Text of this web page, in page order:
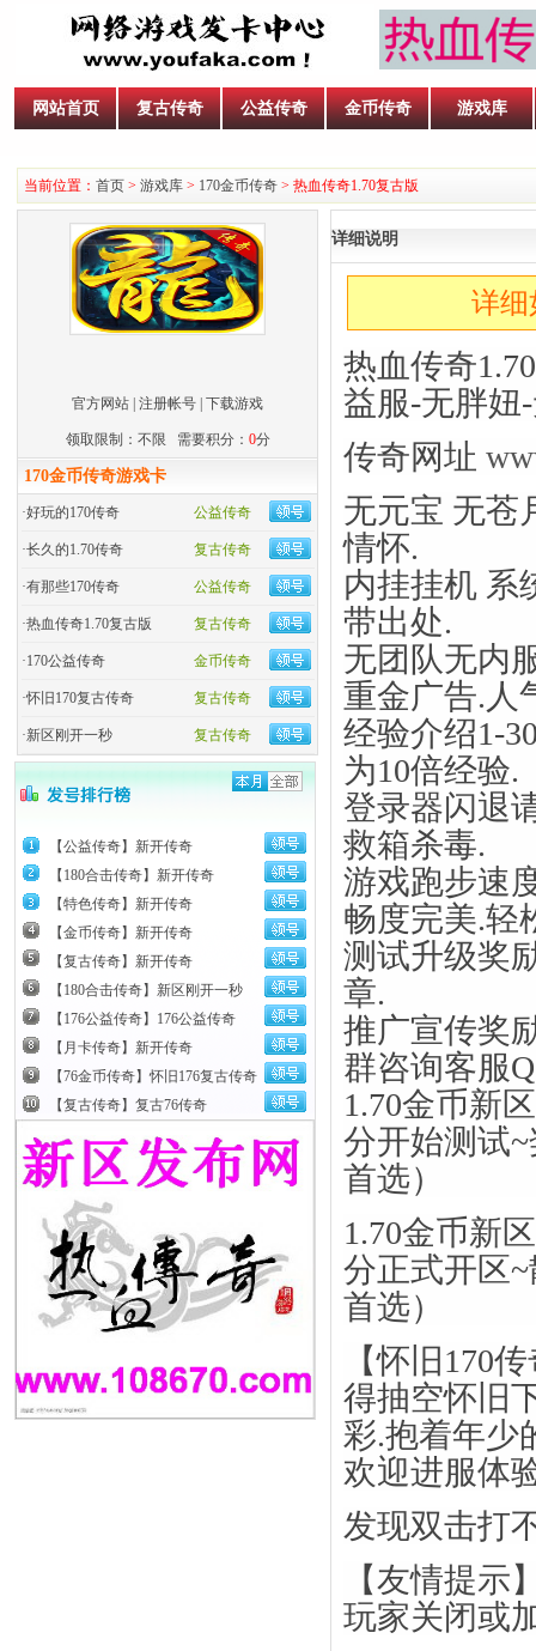
网站首页 复古传奇 公益传奇 金币传奇 游戏库
当前位置： 首页 > 游戏库 > 170金币传奇 > 热血传奇1.70复古版
官方网站 注册帐号 下载游戏
领取限制：不限 需要积分： 0分
170金币传奇游戏卡
公益传奇
·好玩的170传奇
复古传奇
·长久的1.70传奇
公益传奇
·有那些170传奇
复古传奇
·热血传奇1.70复古版
金币传奇
·170公益传奇
复古传奇
·怀旧170复古传奇
复古传奇
·新区刚开一秒
【公益传奇】新开传奇
【180合击传奇】新开传奇
【特色传奇】新开传奇
【金币传奇】新开传奇
【复古传奇】新开传奇
【180合击传奇】新区刚开一秒
【176公益传奇】176公益传奇
【月卡传奇】新开传奇
【76金币传奇】怀旧176复古传奇
【复古传奇】复古76传奇
详细说明
详细
热血传奇
益服-无胖妞
传奇网址
无元宝 无苍
情怀.
内挂挂机 系
带出处.
无团队无内
重金广告.人
经验介绍1-
为10倍经验.
登录器闪退
救箱杀毒.
游戏跑步速
畅度完美.轻
测试升级奖
章.
推广宣传奖
群咨询客服
1.70金币新
分开始测试
首选）
1.70金币新
分正式开区
首选）
【怀旧170
得抽空怀旧
彩.抱着年少
欢迎进服体
发现双击打
【友情提示
玩家关闭或